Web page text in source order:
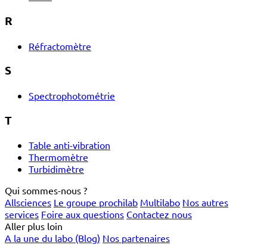
R
Réfractomètre
S
Spectrophotométrie
T
Table anti-vibration
Thermomètre
Turbidimètre
Qui sommes-nous ?
Allsciences Le groupe prochilab Multilabo Nos autres
services Foire aux questions Contactez nous
Aller plus loin
A la une du labo (Blog) Nos partenaires